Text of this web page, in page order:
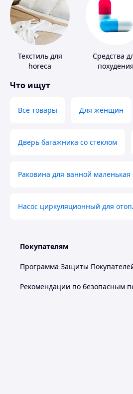
Текстиль для
horeca
Средства
похудения
Что ищут
Все товары Для женщин
Дверь багажника со стеклом
Раковина для ванной маленькая
Насос циркуляционный для
Покупателям
Программа Защиты
Рекомендации по безопасным